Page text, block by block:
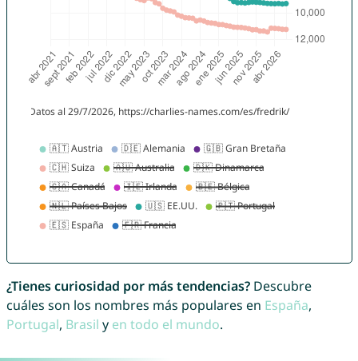
¿Tienes curiosidad por más tendencias?Descubre
cuáles son los nombres más populares en España,
Portugal, Brasil y en todo el mundo.